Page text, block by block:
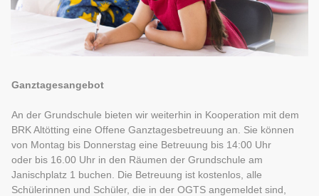
Ganztagesangebot
An der Grundschule bieten wir weiterhin in Kooperation mit dem
BRK Altötting eine Offene Ganztagesbetreuung an. Sie können
von Montag bis Donnerstag eine Betreuung bis 14:00 Uhr
oder bis 16.00 Uhr in den Räumen der Grundschule am
Janischplatz 1 buchen. Die Betreuung ist kostenlos, alle
Schülerinnen und Schüler, die in der OGTS angemeldet sind,